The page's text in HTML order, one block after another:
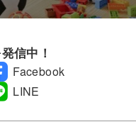
信中！
Facebook
LINE